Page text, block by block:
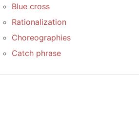
Blue cross
Rationalization
Choreographies
Catch phrase